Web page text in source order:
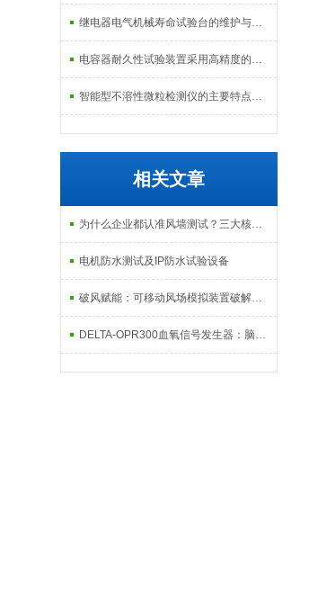
继电器电气机械寿命试验台的维护与校准方式
电容器耐久性试验装置采用高精度的温度控制系统
智能型不溶性微粒检测仪的主要特点及基本工作流程介绍
相关文章
为什么企业都认准风墙测试？三大核心优势无可的替代
电机防水测试及IP防水试验设备
破风赋能：可移动风场模拟装置破解低空经济发展困局
DELTA-OPR300血氧信号发生器：脑机接口血氧模块精准测试设备